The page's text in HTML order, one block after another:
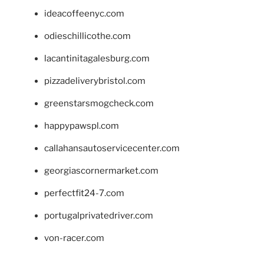
ideacoffeenyc.com
odieschillicothe.com
lacantinitagalesburg.com
pizzadeliverybristol.com
greenstarsmogcheck.com
happypawspl.com
callahansautoservicecenter.com
georgiascornermarket.com
perfectfit24-7.com
portugalprivatedriver.com
von-racer.com